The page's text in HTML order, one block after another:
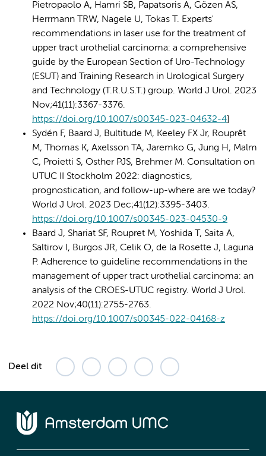
Pietropaolo A, Hamri SB, Papatsoris A, Gözen AS,
Herrmann TRW, Nagele U, Tokas T. Experts'
recommendations in laser use for the treatment of
upper tract urothelial carcinoma: a comprehensive
guide by the European Section of Uro-Technology
(ESUT) and Training Research in Urological Surgery
and Technology (T.R.U.S.T.) group. World J Urol. 2023
Nov;41(11):3367-3376.
https://doi.org/10.1007/s00345-023-04632-4
Sydén F, Baard J, Bultitude M, Keeley FX Jr, Rouprêt
M, Thomas K, Axelsson TA, Jaremko G, Jung H, Malm
C, Proietti S, Osther PJS, Brehmer M. Consultation on
UTUC II Stockholm 2022: diagnostics,
prognostication, and follow-up-where are we today?
World J Urol. 2023 Dec;41(12):3395-3403.
https://doi.org/10.1007/s00345-023-04530-9
Baard J, Shariat SF, Roupret M, Yoshida T, Saita A,
Saltirov I, Burgos JR, Celik O, de la Rosette J, Laguna
P. Adherence to guideline recommendations in the
management of upper tract urothelial carcinoma: an
analysis of the CROES-UTUC registry. World J Urol.
2022 Nov;40(11):2755-2763.
https://doi.org/10.1007/s00345-022-04168-z
Deel dit